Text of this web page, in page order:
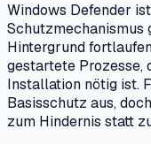
Windows Defender
Schutzmechanismus
Hintergrund
gestartete Prozesse,
Installation nötig ist.
Basisschutz aus,
zum Hindernis statt